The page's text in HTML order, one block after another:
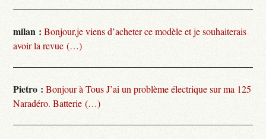
milan : Bonjour,je viens d’acheter ce modèle et je souhaiterais
avoir la revue (…)
Pietro : Bonjour à Tous J’ai un problème électrique sur ma 125
Naradéro. Batterie (…)